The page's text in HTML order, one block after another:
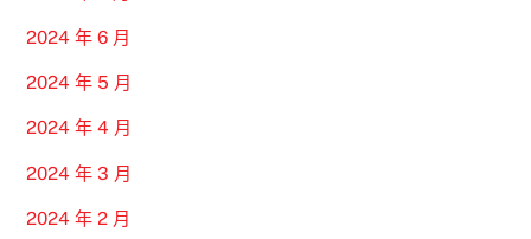
2024 年 6 月
2024 年 5 月
2024 年 4 月
2024 年 3 月
2024 年 2 月